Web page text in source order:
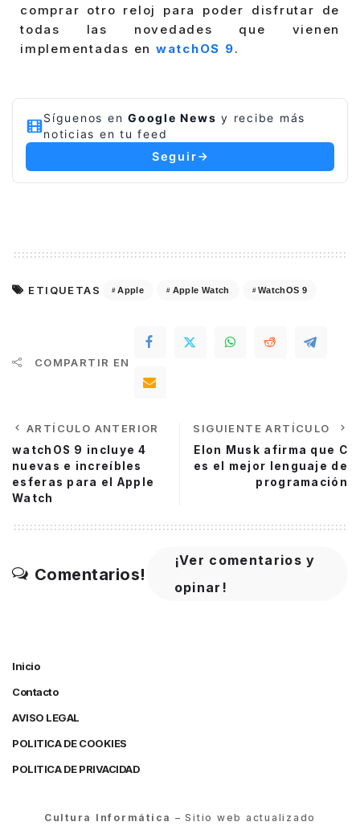
comprar otro reloj para poder disfrutar de
todas las novedades que vienen
implementadas en watchOS 9.
Síguenos en Google News y recibe más
noticias en tu feed
Seguir
ETIQUETAS Apple Apple Watch WatchOS 9
COMPARTIR EN
ARTÍCULO ANTERIOR
watchOS 9 incluye 4
nuevas e increíbles
esferas para el Apple
Watch
SIGUIENTE ARTÍCULO
Elon Musk afirma que C
es el mejor lenguaje de
programación
Comentarios!
¡Ver comentarios y
opinar!
Inicio
Contacto
AVISO LEGAL
POLITICA DE COOKIES
POLITICA DE PRIVACIDAD
Cultura Informática – Sitio web actualizado